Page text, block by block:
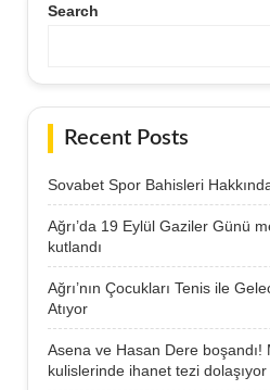
Search
Recent Posts
Sovabet Spor Bahisleri
Ağrı’da 19 Eylül Gaziler Günü
kutlandı
Ağrı’nın Çocukları Tenis ile
Atıyor
Asena ve Hasan Dere boşandı!
kulislerinde ihanet tezi dolaşıyor